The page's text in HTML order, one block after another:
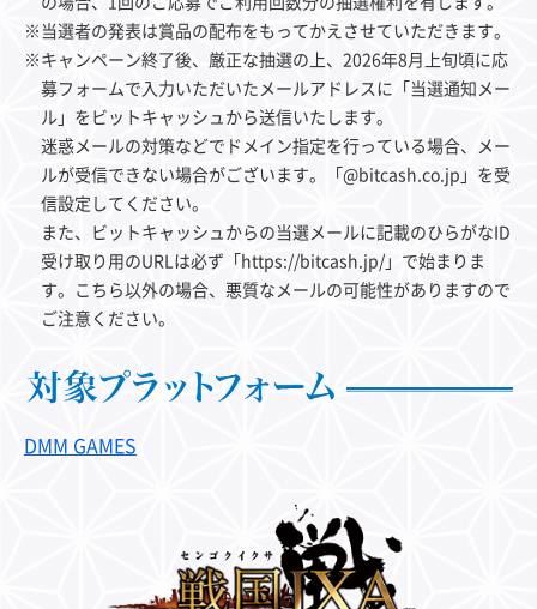
※当選者の発表は賞品の配布をもってかえさせていただきます。
※キャンペーン終了後、厳正な抽選の上、2026年8月上旬頃に応
募フォームで入力いただいたメールアドレスに「当選通知メー
ル」をビットキャッシュから送信いたします。
迷惑メールの対策などでドメイン指定を行っている場合、メー
ルが受信できない場合がございます。「@bitcash.co.jp」を受
信設定してください。
また、ビットキャッシュからの当選メールに記載のひらがなID
受け取り用のURLは必ず「https://bitcash.jp/」で始まりま
す。こちら以外の場合、悪質なメールの可能性がありますので
ご注意ください。
DMM GAMES